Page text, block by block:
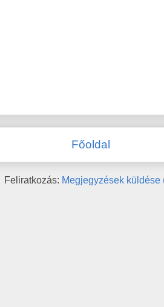
Főoldal
Feliratkozás: Megjegyzések küldése